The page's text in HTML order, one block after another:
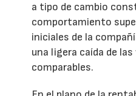
a tipo de cambio
comportamiento
iniciales de la
una ligera caída de
comparables.